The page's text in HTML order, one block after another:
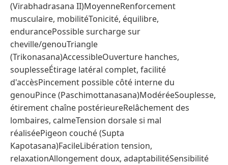
(Virabhadrasana II)MoyenneRenforcement
musculaire, mobilitéTonicité, équilibre,
endurancePossible surcharge sur
cheville/genouTriangle
(Trikonasana)AccessibleOuverture hanches,
souplesseÉtirage latéral complet, facilité
d'accèsPincement possible côté interne du
genouPince (Paschimottanasana)ModéréeSouplesse,
étirement chaîne postérieureRelâchement des
lombaires, calmeTension dorsale si mal
réaliséePigeon couché (Supta
Kapotasana)FacileLibération tension,
relaxationAllongement doux, adaptabilitéSensibilité